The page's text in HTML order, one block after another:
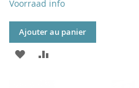
Voorraad info
Ajouter au panier
AJOUTER